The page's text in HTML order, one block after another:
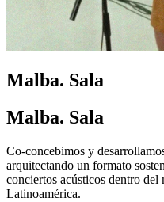
Malba. Sala
Malba. Sala
Co-concebimos y
arquitectando un formato
conciertos acústicos dentro del
Latinoamérica.